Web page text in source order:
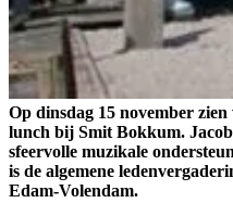
Op dinsdag 15 november
lunch bij Smit Bokkum.
sfeervolle muzikale
is de algemene
Edam-Volendam.